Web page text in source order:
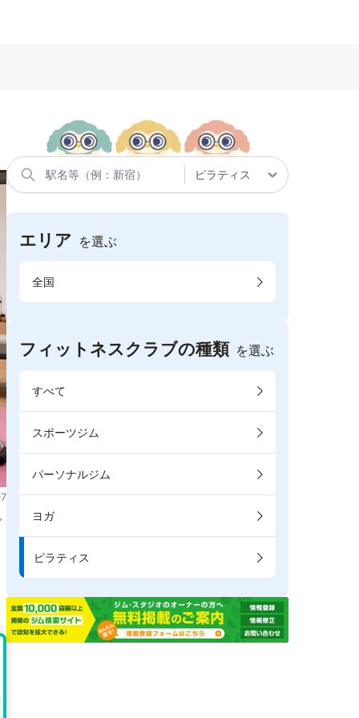
エリア を選ぶ
全国
フィットネスクラブの種類 を選ぶ
すべて
スポーツジム
パーソナルジム
ヨガ
ピラティス